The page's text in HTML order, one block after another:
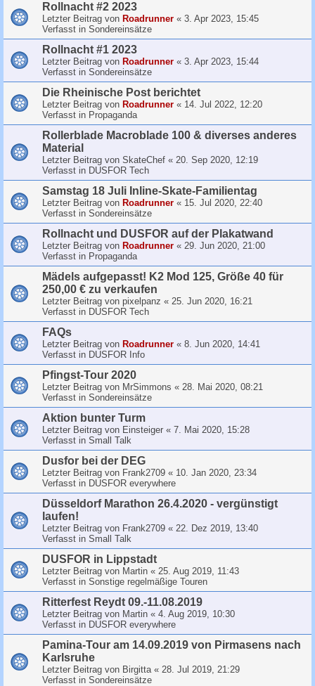
Rollnacht #2 2023
Letzter Beitrag von Roadrunner « 3. Apr 2023, 15:45
Verfasst in Sondereinsätze
Rollnacht #1 2023
Letzter Beitrag von Roadrunner « 3. Apr 2023, 15:44
Verfasst in Sondereinsätze
Die Rheinische Post berichtet
Letzter Beitrag von Roadrunner « 14. Jul 2022, 12:20
Verfasst in Propaganda
Rollerblade Macroblade 100 & diverses anderes
Material
Letzter Beitrag von SkateChef « 20. Sep 2020, 12:19
Verfasst in DUSFOR Tech
Samstag 18 Juli Inline-Skate-Familientag
Letzter Beitrag von Roadrunner « 15. Jul 2020, 22:40
Verfasst in Sondereinsätze
Rollnacht und DUSFOR auf der Plakatwand
Letzter Beitrag von Roadrunner « 29. Jun 2020, 21:00
Verfasst in Propaganda
Mädels aufgepasst! K2 Mod 125, Größe 40 für
250,00 € zu verkaufen
Letzter Beitrag von pixelpanz « 25. Jun 2020, 16:21
Verfasst in DUSFOR Tech
FAQs
Letzter Beitrag von Roadrunner « 8. Jun 2020, 14:41
Verfasst in DUSFOR Info
Pfingst-Tour 2020
Letzter Beitrag von MrSimmons « 28. Mai 2020, 08:21
Verfasst in Sondereinsätze
Aktion bunter Turm
Letzter Beitrag von Einsteiger « 7. Mai 2020, 15:28
Verfasst in Small Talk
Dusfor bei der DEG
Letzter Beitrag von Frank2709 « 10. Jan 2020, 23:34
Verfasst in DUSFOR everywhere
Düsseldorf Marathon 26.4.2020 - vergünstigt
laufen!
Letzter Beitrag von Frank2709 « 22. Dez 2019, 13:40
Verfasst in Small Talk
DUSFOR in Lippstadt
Letzter Beitrag von Martin « 25. Aug 2019, 11:43
Verfasst in Sonstige regelmäßige Touren
Ritterfest Reydt 09.-11.08.2019
Letzter Beitrag von Martin « 4. Aug 2019, 10:30
Verfasst in DUSFOR everywhere
Pamina-Tour am 14.09.2019 von Pirmasens nach
Karlsruhe
Letzter Beitrag von Birgitta« 28. Jul 2019, 21:29
Verfasst in Sondereinsätze